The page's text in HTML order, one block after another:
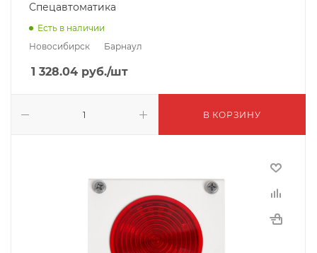
Спецавтоматика
Есть в наличии
Новосибирск
Барнаул
1 328.04 руб./шт
В КОРЗИНУ